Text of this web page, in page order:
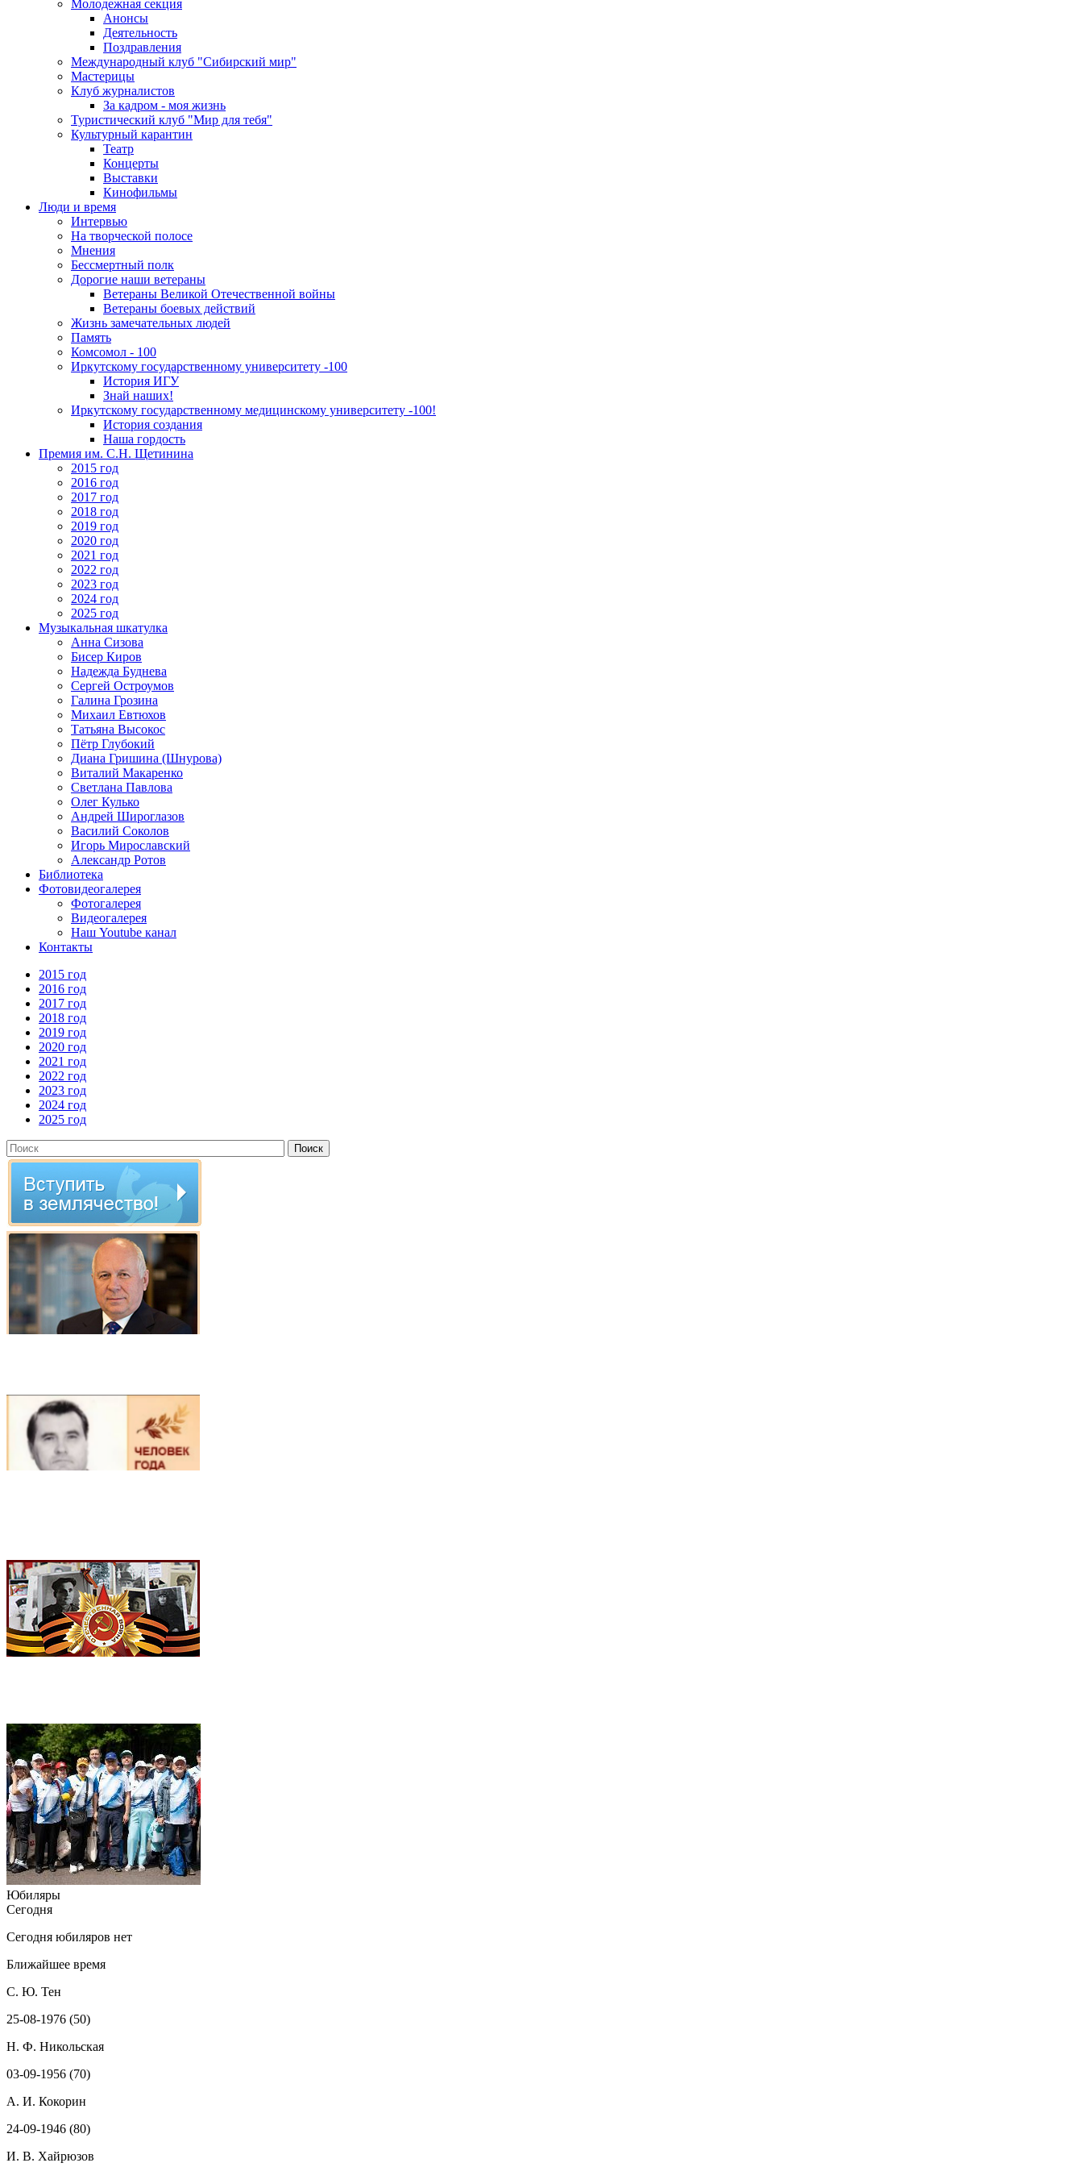
Молодежная секция
Анонсы
Деятельность
Поздравления
Международный клуб "Сибирский мир"
Мастерицы
Клуб журналистов
За кадром - моя жизнь
Туристический клуб "Мир для тебя"
Культурный карантин
Театр
Концерты
Выставки
Кинофильмы
Люди и время
Интервью
На творческой полосе
Мнения
Бессмертный полк
Дорогие наши ветераны
Ветераны Великой Отечественной войны
Ветераны боевых действий
Жизнь замечательных людей
Память
Комсомол - 100
Иркутскому государственному университету -100
История ИГУ
Знай наших!
Иркутскому государственному медицинскому университету -100!
История создания
Наша гордость
Премия им. С.Н. Щетинина
2015 год
2016 год
2017 год
2018 год
2019 год
2020 год
2021 год
2022 год
2023 год
2024 год
2025 год
Музыкальная шкатулка
Анна Сизова
Бисер Киров
Надежда Буднева
Сергей Остроумов
Галина Грозина
Михаил Евтюхов
Татьяна Высокос
Пётр Глубокий
Диана Гришина (Шнурова)
Виталий Макаренко
Светлана Павлова
Олег Кулько
Андрей Широглазов
Василий Соколов
Игорь Мирославский
Александр Ротов
Библиотека
Фотовидеогалерея
Фотогалерея
Видеогалерея
Наш Youtube канал
Контакты
2015 год
2016 год
2017 год
2018 год
2019 год
2020 год
2021 год
2022 год
2023 год
2024 год
2025 год
Юбиляры
Сегодня
Сегодня юбиляров нет
Ближайшее время
С. Ю. Тен
25-08-1976 (50)
Н. Ф. Никольская
03-09-1956 (70)
А. И. Кокорин
24-09-1946 (80)
И. В. Хайрюзов